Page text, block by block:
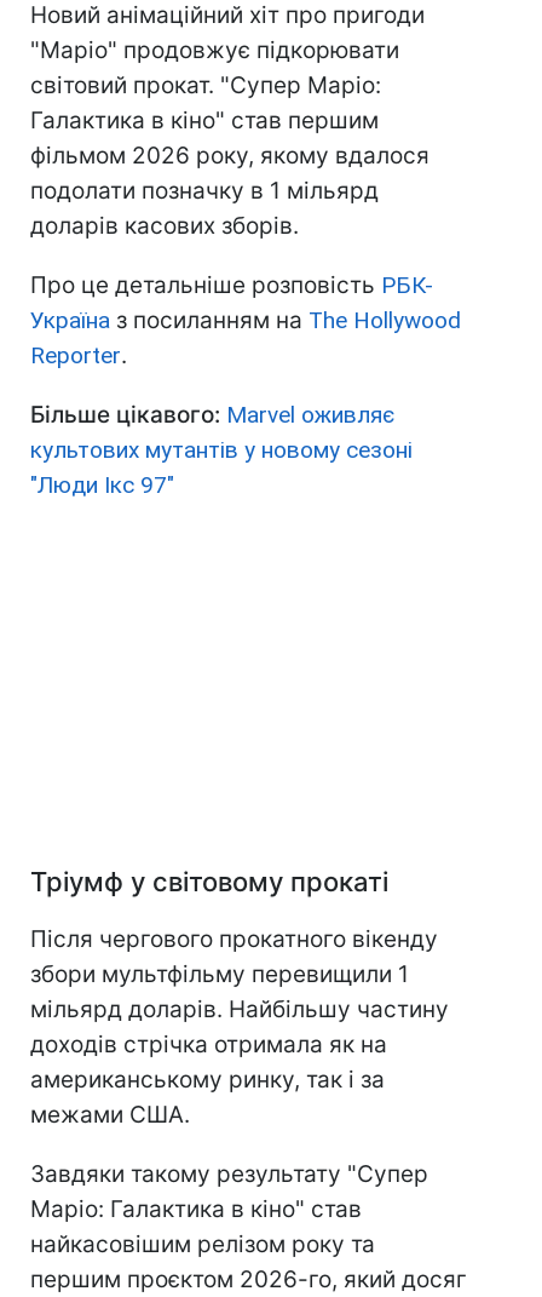
Новий анімаційний хіт про пригоди
"Маріо" продовжує підкорювати
світовий прокат. "Супер Маріо:
Галактика в кіно" став першим
фільмом 2026 року, якому вдалося
подолати позначку в 1 мільярд
доларів касових зборів.
Про це детальніше розповість РБК-
Україна з посиланням на The Hollywood
Reporter.
Більше цікавого: Marvel оживляє
культових мутантів у новому сезоні
"Люди Ікс 97"
Тріумф у світовому прокаті
Після чергового прокатного вікенду
збори мультфільму перевищили 1
мільярд доларів. Найбільшу частину
доходів стрічка отримала як на
американському ринку, так і за
межами США.
Завдяки такому результату "Супер
Маріо: Галактика в кіно" став
найкасовішим релізом року та
першим проєктом 2026-го, який досяг